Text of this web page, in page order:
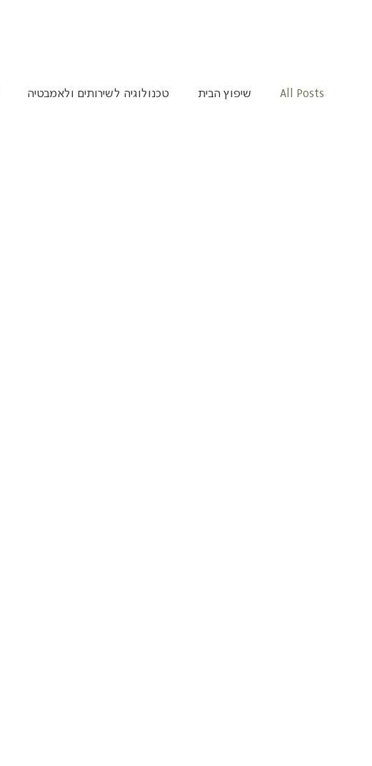
All Posts שיפוץ הבית טכנולוגיה לשירותים ולאמבטיה